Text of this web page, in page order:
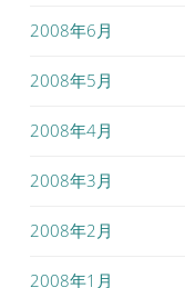
2008年6月
2008年5月
2008年4月
2008年3月
2008年2月
2008年1月